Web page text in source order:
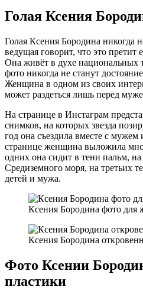
Голая Ксения
Голая Ксения Бородина никогда
ведущая говорит, что это претит
Она живёт в духе национальных
фото никогда не станут
Женщина в одном из своих
может раздеться лишь перед
На странице в Инстаграм
снимков, на которых звезда
год она съездила вместе с
странице женщина выложила
одних она сидит в тени пальм, на
Средиземного моря, на третьих
детей и мужа.
Ксения Бородина фото для
Ксения Бородина
Фото Ксении
пластики